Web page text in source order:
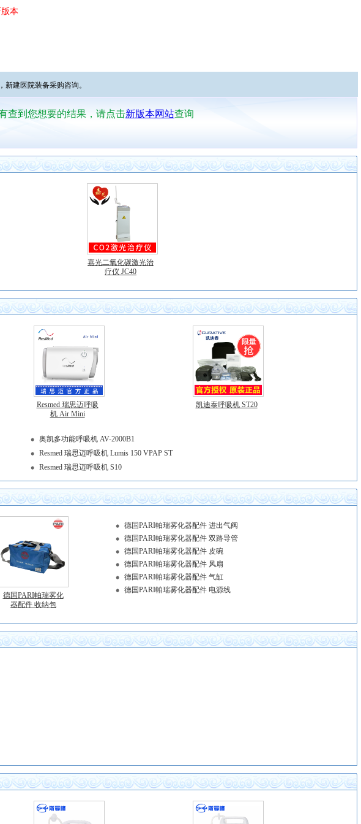
本
建医院装备采购咨询。
查到您想要的结果，请点击新版本网站查询
嘉光二氧化碳激光治
疗仪 JC40
Resmed 瑞思迈呼吸
机 Air Mini
凯迪泰呼吸机 ST20
奥凯多功能呼吸机 AV-2000B1
Resmed 瑞思迈呼吸机 Lumis 150 VPAP ST
Resmed 瑞思迈呼吸机 S10
德国PARI帕瑞雾化
器配件 收纳包
德国PARI帕瑞雾化器配件 进出气阀
德国PARI帕瑞雾化器配件 双路导管
德国PARI帕瑞雾化器配件 皮碗
德国PARI帕瑞雾化器配件 风扇
德国PARI帕瑞雾化器配件 气缸
德国PARI帕瑞雾化器配件 电源线